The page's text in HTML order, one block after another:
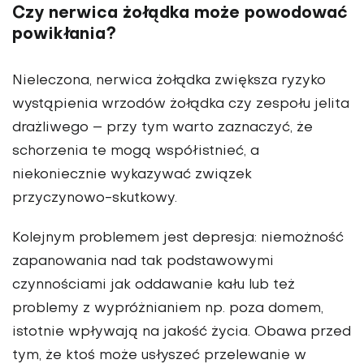
Czy nerwica żołądka może powodować
powikłania?
Nieleczona, nerwica żołądka zwiększa ryzyko
wystąpienia wrzodów żołądka czy zespołu jelita
drażliwego – przy tym warto zaznaczyć, że
schorzenia te mogą współistnieć, a
niekoniecznie wykazywać związek
przyczynowo-skutkowy.
Kolejnym problemem jest depresja: niemożność
zapanowania nad tak podstawowymi
czynnościami jak oddawanie kału lub też
problemy z wypróżnianiem np. poza domem,
istotnie wpływają na jakość życia. Obawa przed
tym, że ktoś może usłyszeć przelewanie w